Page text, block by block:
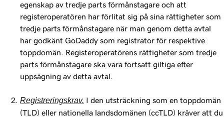
egenskap av tredje parts förmånstagare och att
registeroperatören har förlitat sig på sina rättigheter som
tredje parts förmånstagare när man genom detta avtal
har godkänt GoDaddy som registrator för respektive
toppdomän. Registeroperatörens rättigheter som tredje
parts förmånstagare ska vara fortsatt giltiga efter
uppsägning av detta avtal.
Registreringskrav. I den utsträckning som en toppdomän
(TLD) eller nationella landsdomänen (ccTLD) kräver att du